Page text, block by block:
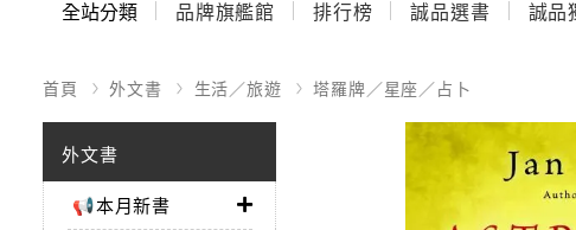
全站分類 品牌旗艦館 排行榜 誠品選書 誠品
首頁 外文書 生活／旅遊 塔羅牌／星座／占卜
外文書
📢本月新書